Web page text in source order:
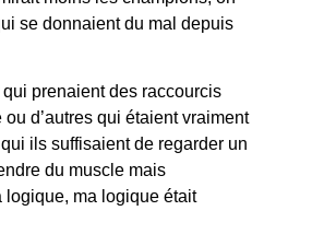
se donnaient du mal depuis
qui prenaient des raccourcis
d’autres qui étaient vraiment
ils suffisaient de regarder un
du muscle mais
logique, ma logique était